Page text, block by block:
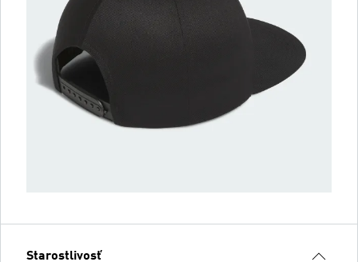
Starostlivosť